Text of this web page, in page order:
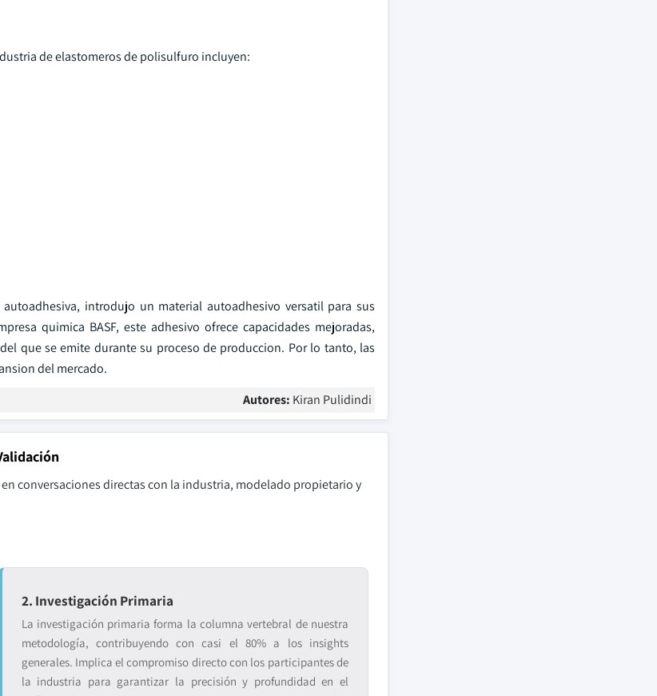
de elastomeros de polisulfuro incluyen:
introdujo un material autoadhesivo versatil para sus
quimica BASF, este adhesivo ofrece capacidades mejoradas,
que se emite durante su proceso de produccion. Por lo tanto, las
del mercado.
Autores: Kiran Pulidindi
conversaciones directas con la industria, modelado propietario y
2. Investigación Primaria
La investigación primaria forma la columna vertebral de nuestra
metodología, contribuyendo con casi el 80% a los insights
generales. Implica el compromiso directo con los participantes de
la industria para garantizar la precisión y profundidad en el